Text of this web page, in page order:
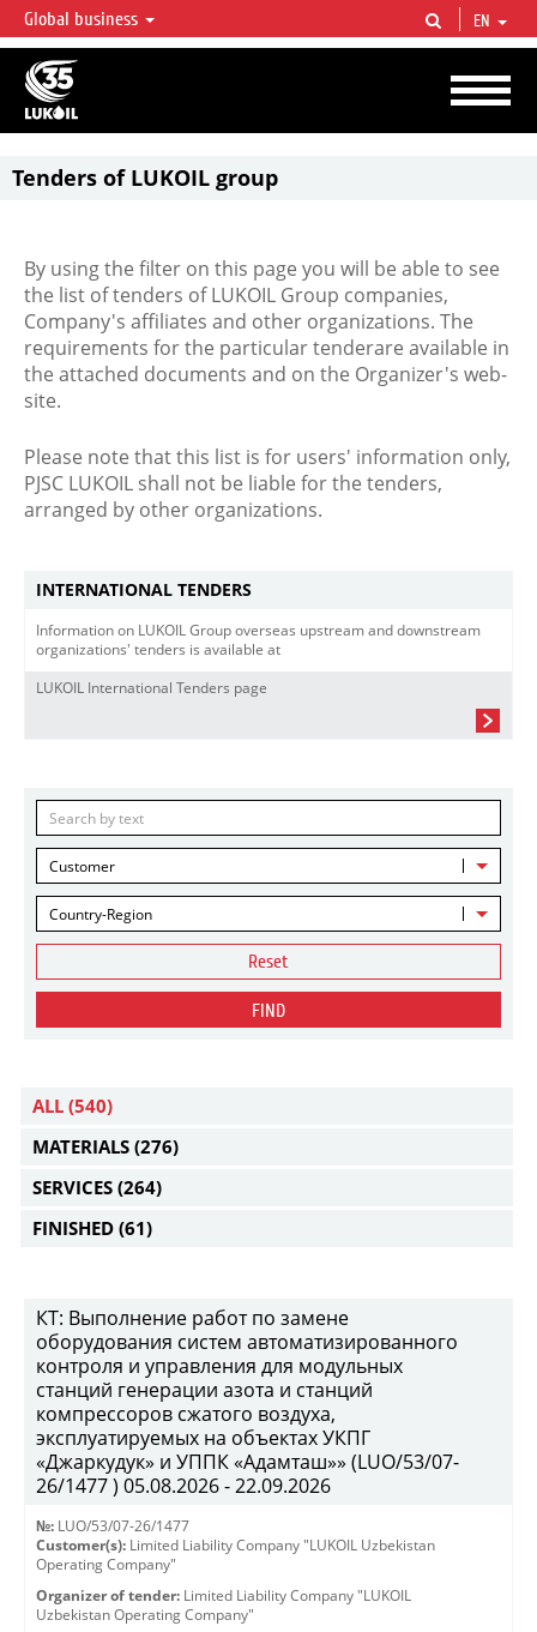
LUKOIL OVERVIEW
LUKOIL is one of the largest oil & gas vertical integrated companies in the world
accounting for over 2% of crude production and circa 1% of proved hydrocarbon
reserves globally.
Global business EN
Tenders of LUKOIL group
By using the filter on this page you will be able to see
the list of tenders of LUKOIL Group companies,
Company's affiliates and other organizations. The
requirements for the particular tenderare available in
the attached documents and on the Organizer's web-
site.
Please note that this list is for users' information only,
PJSC LUKOIL shall not be liable for the tenders,
arranged by other organizations.
INTERNATIONAL TENDERS
Information on LUKOIL Group overseas upstream and downstream
organizations' tenders is available at
LUKOIL International Tenders page
Customer
Country-Region
Reset
FIND
ALL (540)
MATERIALS (276)
SERVICES (264)
FINISHED (61)
КТ: Выполнение работ по замене
оборудования систем автоматизированного
контроля и управления для модульных
станций генерации азота и станций
компрессоров сжатого воздуха,
эксплуатируемых на объектах УКПГ
«Джаркудук» и УППК «Адамташ»» (LUO/53/07-
26/1477 ) 05.08.2026 - 22.09.2026
№: LUO/53/07-26/1477
Customer(s): Limited Liability Company "LUKOIL Uzbekistan
Operating Company"
Organizer of tender: Limited Liability Company "LUKOIL
Uzbekistan Operating Company"